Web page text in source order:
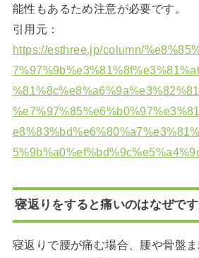
能性もあるため注意が必要です。
引用元：
https://esthree.jp/column/
寝返りをすると痛いのはなぜです
寝返りで腰が痛む場合、腰や骨盤